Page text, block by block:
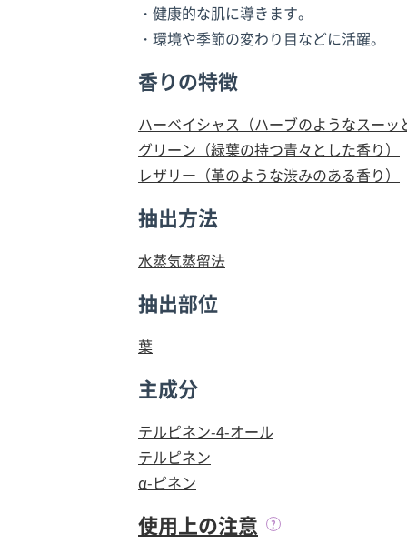
・健康的な肌に導きます。
・環境や季節の変わり目などに活躍。
香りの特徴
ハーベイシャス（ハーブのようなスーッ
グリーン（緑葉の持つ青々とした香り）
レザリー（革のような渋みのある香り）
抽出方法
水蒸気蒸留法
抽出部位
葉
主成分
テルピネン-4-オール
テルピネン
α-ピネン
使用上の注意